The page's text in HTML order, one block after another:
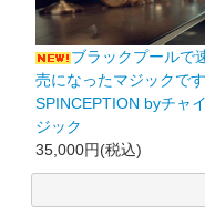
ブラックプールで
売になったマジックです
SPINCEPTION byチャ
ジック
35,000円(税込)